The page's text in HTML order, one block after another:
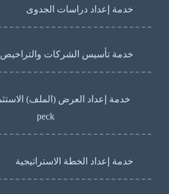
خدمة إعداد دراسات الجدوى
خدمة تأسيس الشركات والتراخيص
peck
خدمة إعداد الخطة الاستراتيجية